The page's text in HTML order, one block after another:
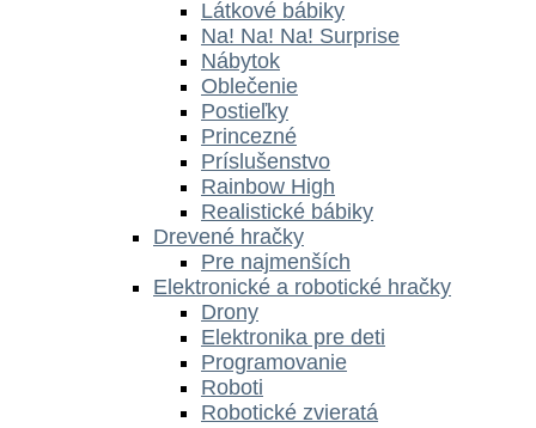
Látkové bábiky
Na! Na! Na! Surprise
Nábytok
Oblečenie
Postieľky
Princezné
Príslušenstvo
Rainbow High
Realistické bábiky
Drevené hračky
Pre najmenších
Elektronické a robotické hračky
Drony
Elektronika pre deti
Programovanie
Roboti
Robotické zvieratá